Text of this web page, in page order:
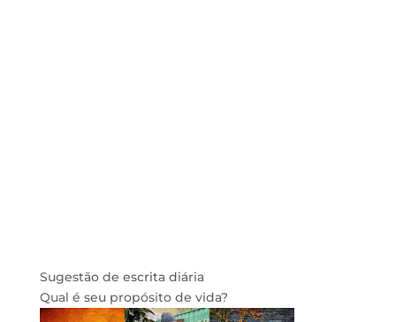
Sugestão de escrita diária
Qual é seu propósito de vida?